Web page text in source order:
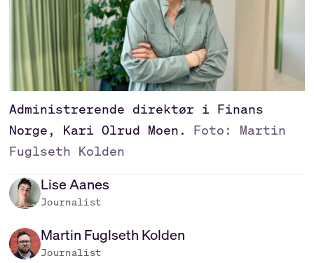
Administrerende direktør i Finans
Norge, Kari Olrud Moen.
Foto: Martin
Fuglseth Kolden
LiseAanes
Journalist
Martin Fuglseth Kolden
Journalist